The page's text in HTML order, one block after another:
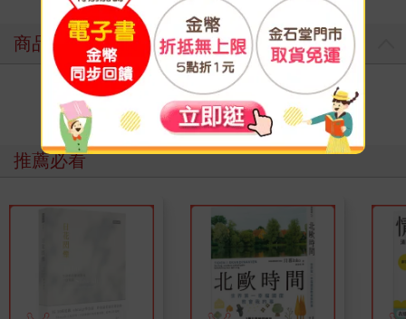
商品評價
寫評價
推薦必看